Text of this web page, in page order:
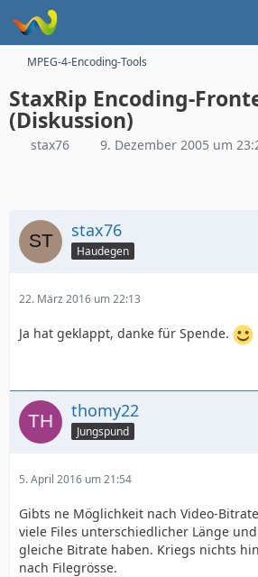
MPEG-4-Encoding-Tools
StaxRip Encoding-
(Diskussion)
stax76 9. Dezember 2005 um
stax76
Haudegen
22. März 2016 um 22:13
Ja hat geklappt, danke für Spende.
thomy22
Jungspund
5. April 2016 um 21:54
Gibts ne Möglichkeit nach Video-
viele Files unterschiedlicher Länge
gleiche Bitrate haben. Kriegs nichts
nach Filegrösse.